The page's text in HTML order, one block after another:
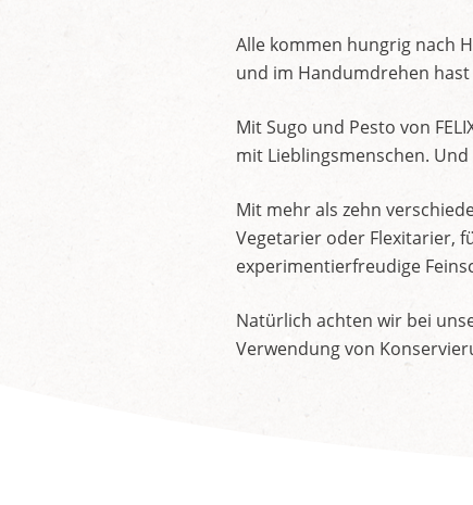
Alle kommen hungrig nach
und im Handumdrehen hast
Mit Sugo und Pesto von
mit Lieblingsmenschen.
Mit mehr als zehn
Vegetarier oder Flexitarier,
experimentierfreudige
Natürlich achten wir bei
Verwendung von